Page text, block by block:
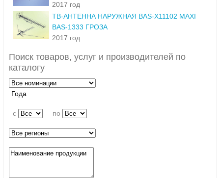
2017 год
ТВ-АНТЕННА НАРУЖНАЯ BAS-X11102 MAXI
BAS-1333 ГРОЗА
2017 год
Поиск товаров, услуг и производителей по
каталогу
Года
c по